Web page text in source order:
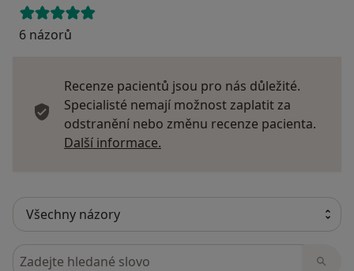
6 názorů
Recenze pacientů jsou pro nás důležité.
Specialisté nemají možnost zaplatit za
odstranění nebo změnu recenze pacienta.
Další informace.
Hledejte v názorech